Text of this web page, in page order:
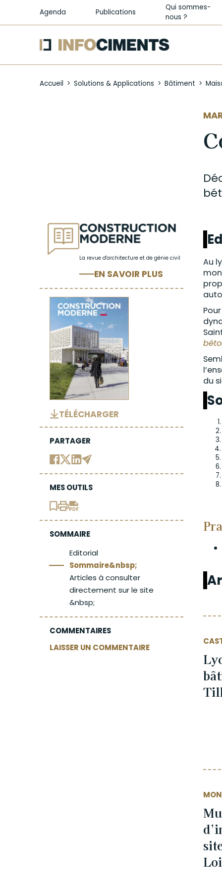
Agenda Publications
Qui sommes-
nous ?
Accueil Solutions & Applications Bâtiment
La revue d'architecture et de génie civil
EN SAVOIR PLUS
TÉLÉCHARGER
PARTAGER
MES OUTILS
SOMMAIRE
Editorial
Sommaire&nbsp;
Articles à consulter
directement sur le site
&nbsp;
COMMENTAIRES
LAISSER UN COMMENTAIRE
Au
du